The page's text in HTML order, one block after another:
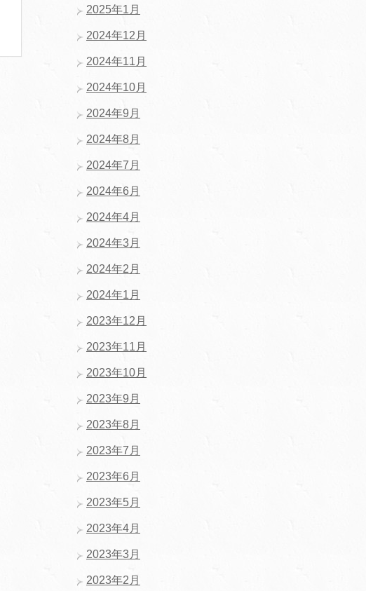
2025年1月
2024年12月
2024年11月
2024年10月
2024年9月
2024年8月
2024年7月
2024年6月
2024年4月
2024年3月
2024年2月
2024年1月
2023年12月
2023年11月
2023年10月
2023年9月
2023年8月
2023年7月
2023年6月
2023年5月
2023年4月
2023年3月
2023年2月